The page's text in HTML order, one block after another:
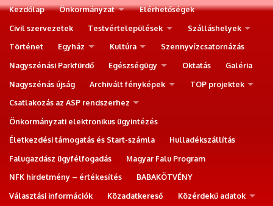
Kezdőlap Önkormányzat
Elérhetőségek
Civil szervezetek
Testvértelepülések
Szálláshelyek
Történet
Egyház Kultúra
Szennyvízcsatornázás
Nagyszénási Parkfürdő
Egészségügy Oktatás
Galéria
Nagyszénás újság
Archivált fényképek
TOP projektek
Csatlakozás az ASP rendszerhez
Önkormányzati elektronikus ügyintézés
Életkezdési támogatás és Start-számla
Hulladékszállítás
Falugazdász ügyfélfogadás
Magyar Falu Program
NFK hirdetmény – értékesítés
BABAKÖTVÉNY
Választási információk
Közadatkereső
Közérdekű adatok